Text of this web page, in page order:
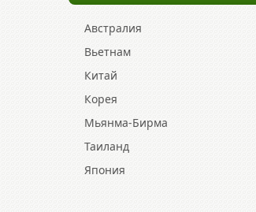
Австралия
Вьетнам
Китай
Корея
Мьянма-Бирма
Таиланд
Япония